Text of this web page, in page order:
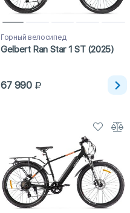
Горный велосипед
Gelbert Ran Star 1 ST (2025)
67 990